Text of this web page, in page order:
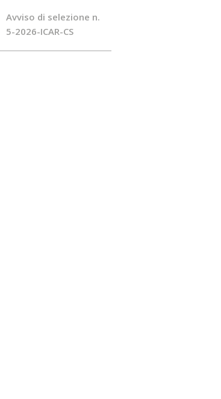
Avviso di selezione n.
5-2026-ICAR-CS